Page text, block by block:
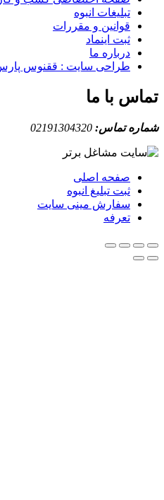
تبلیغات انبوه
قوانین و مقررات
ثبت اینماد
درباره ما
طراحی سایت : ققنوس پارس
با ما
تماس:02191304320
صفحه اصلی
ثبت تبلیغ انبوه
سفارش مینی سایت
تعرفه